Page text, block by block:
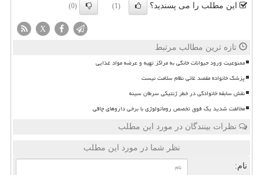
این مطلب را می پسندید؟ (1)
(0)
X
تازه ترین مطالب مرتبط
ممنوعیت ورود حیوانات خانگی به مراکز تهیه و عرضه مواد غذایی
پزشک خانواده مقصد غائی نظام سلامت نیست
نقش سابقه خانوادگی در خطر ژنتیکی سرطان سینه
مخالفت شدید یک فوق تخصص روماتولوژی با برخی داروهای چاقی
نظرات بینندگان در مورد این مطلب
نظر شما در مورد این مطلب
نام: